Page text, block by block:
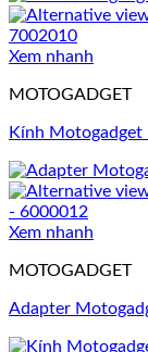
Xem nhanh
MOTOGADGET
Kính Motogadget
Xem nhanh
MOTOGADGET
Adapter